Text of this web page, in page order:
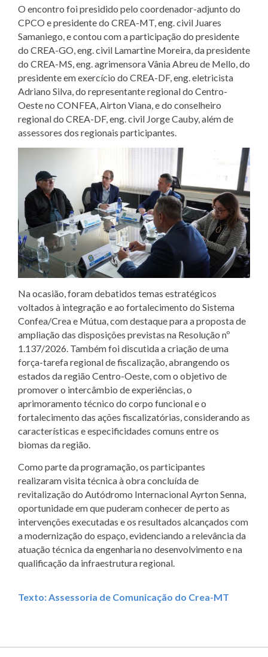
O encontro foi presidido pelo coordenador-adjunto do
CPCO e presidente do CREA-MT, eng. civil Juares
Samaniego, e contou com a participação do presidente
do CREA-GO, eng. civil Lamartine Moreira,da presidente
do CREA-MS, eng. agrimensoraVânia Abreu de Mello,do
presidente em exercício do CREA-DF, eng. eletricista
Adriano Silva,do representante regional do Centro-
Oeste no CONFEA,Airton Viana, edo conselheiro
regional do CREA-DF, eng. civil Jorge Cauby,além de
assessores dos regionais participantes.
Na ocasião, foram debatidos temas estratégicos
voltados à integração e ao fortalecimento do Sistema
Confea/Crea e Mútua, com destaque para a proposta de
ampliação das disposições previstas na Resolução nº
1.137/2026. Também foi discutida a criação de uma
força-tarefa regional de fiscalização, abrangendo os
estados da região Centro-Oeste, com o objetivo de
promover o intercâmbio de experiências, o
aprimoramento técnico do corpo funcional e o
fortalecimento das ações fiscalizatórias, considerando as
características e especificidades comuns entre os
biomas da região.
Como parte da programação, os participantes
realizaram visita técnica à obra concluída de
revitalização do Autódromo Internacional Ayrton Senna,
oportunidade em que puderam conhecer de perto as
intervenções executadas e os resultados alcançados com
a modernização do espaço, evidenciando a relevância da
atuação técnica da engenharia no desenvolvimento e na
qualificação da infraestrutura regional.
Texto: Assessoria de Comunicação do Crea-MT